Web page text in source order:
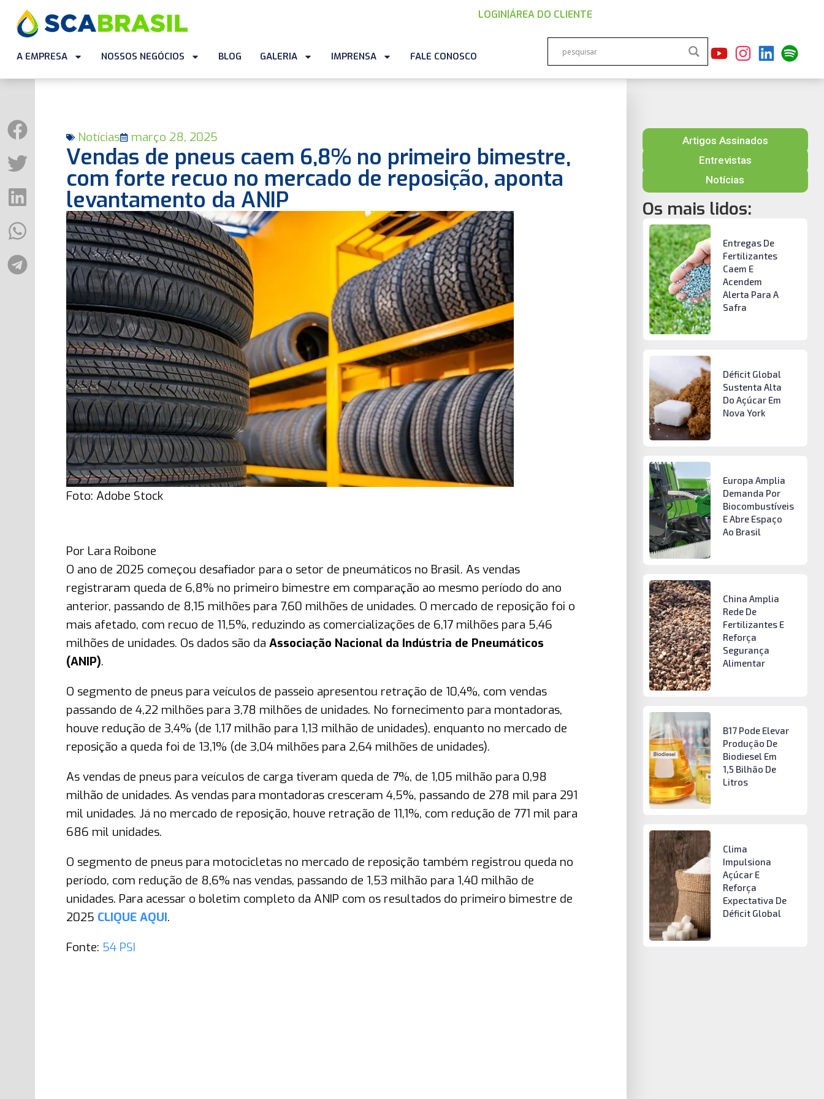
LOGIN |ÁREA DO CLIENTE
A EMPRESA NOSSOS NEGÓCIOS BLOG GALERIA IMPRENSA FALE CONOSCO
Notícias março 28, 2025
Vendas de pneus caem 6,8% no primeiro bimestre,
com forte recuo no mercado de reposição, aponta
levantamento da ANIP
Foto: Adobe Stock
Por Lara Roibone
O ano de 2025 começou desafiador para o setor de pneumáticos no Brasil. As vendas
registraram queda de 6,8% no primeiro bimestre em comparação ao mesmo período do ano
anterior, passando de 8,15 milhões para 7,60 milhões de unidades. O mercado de reposição foi o
mais afetado, com recuo de 11,5%, reduzindo as comercializações de 6,17 milhões para 5,46
milhões de unidades. Os dados são da Associação Nacional da Indústria de Pneumáticos
(ANIP).
O segmento de pneus para veículos de passeio apresentou retração de 10,4%, com vendas
passando de 4,22 milhões para 3,78 milhões de unidades. No fornecimento para montadoras,
houve redução de 3,4% (de 1,17 milhão para 1,13 milhão de unidades), enquanto no mercado de
reposição a queda foi de 13,1% (de 3,04 milhões para 2,64 milhões de unidades).
As vendas de pneus para veículos de carga tiveram queda de 7%, de 1,05 milhão para 0,98
milhão de unidades. As vendas para montadoras cresceram 4,5%, passando de 278 mil para 291
mil unidades. Já no mercado de reposição, houve retração de 11,1%, com redução de 771 mil para
686 mil unidades.
O segmento de pneus para motocicletas no mercado de reposição também registrou queda no
período, com redução de 8,6% nas vendas, passando de 1,53 milhão para 1,40 milhão de
unidades. Para acessar o boletim completo da ANIP com os resultados do primeiro bimestre de
2025 CLIQUE AQUI.
Fonte: 54 PSI
Artigos Assinados
Entrevistas
Notícias
Os mais lidos:
Entregas De
Fertilizantes
Caem E
Acendem
Alerta Para A
Safra
Déficit Global
Sustenta Alta
Do Açúcar Em
Nova York
Europa Amplia
Demanda Por
Biocombustíveis
E Abre Espaço
Ao Brasil
China Amplia
Rede De
Fertilizantes E
Reforça
Segurança
Alimentar
B17 Pode Elevar
Produção De
Biodiesel Em
1,5 Bilhão De
Litros
Clima
Impulsiona
Açúcar E
Reforça
Expectativa De
Déficit Global